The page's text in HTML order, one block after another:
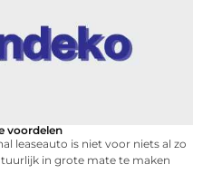
voordelen
leaseauto is niet voor niets al zo
in grote mate te maken